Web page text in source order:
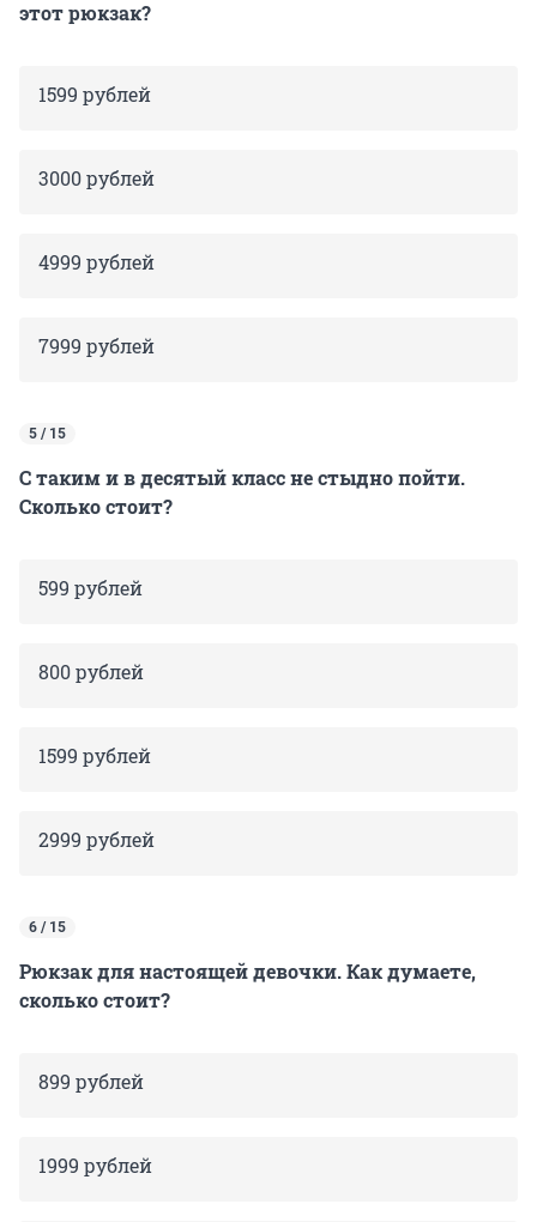
этот рюкзак?
1599 рублей
3000 рублей
4999 рублей
7999 рублей
5 / 15
С таким и в десятый класс не стыдно пойти.
Сколько стоит?
599 рублей
800 рублей
1599 рублей
2999 рублей
6 / 15
Рюкзак для настоящей девочки. Как думаете,
сколько стоит?
899 рублей
1999 рублей